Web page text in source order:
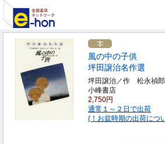
風の中の子供
坪田譲治名作選
坪田譲治／作 松永禎
小峰書店
2,750円
通常１～２日で出荷
(！お盆時期の出荷につ